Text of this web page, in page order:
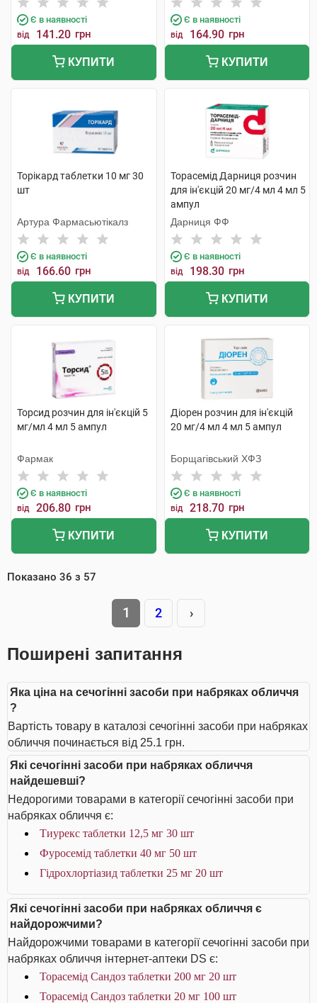
Є в наявності
від 141.20 грн
КУПИТИ
Є в наявності
від 164.90 грн
КУПИТИ
Торікард таблетки 10 мг 30
шт
Артура Фармасьютікалз
Є в наявності
від 166.60 грн
КУПИТИ
Торасемід Дарниця розчин
для ін'єкцій 20 мг/4 мл 4 мл 5
ампул
Дарниця ФФ
Є в наявності
від 198.30 грн
КУПИТИ
Торсид розчин для ін'єкцій 5
мг/мл 4 мл 5 ампул
Фармак
Є в наявності
від 206.80 грн
КУПИТИ
Діорен розчин для ін'єкцій
20 мг/4 мл 4 мл 5 ампул
Борщагівський ХФЗ
Є в наявності
від 218.70 грн
КУПИТИ
Показано 36 з 57
1 2 ›
Поширені запитання
Яка ціна на сечогінні засоби при набряках обличчя
?
Вартість товару в каталозі сечогінні засоби при набряках
обличчя починається від 25.1 грн.
Які сечогінні засоби при набряках обличчя
найдешевші?
Недорогими товарами в категорії сечогінні засоби при
набряках обличчя є:
Тиурекс таблетки 12,5 мг 30 шт
Фуросемід таблетки 40 мг 50 шт
Гідрохлортіазид таблетки 25 мг 20 шт
Які сечогінні засоби при набряках обличчя є
найдорожчими?
Найдорожчими товарами в категорії сечогінні засоби при
набряках обличчя інтернет-аптеки DS є:
Торасемід Сандоз таблетки 200 мг 20 шт
Торасемід Сандоз таблетки 20 мг 100 шт